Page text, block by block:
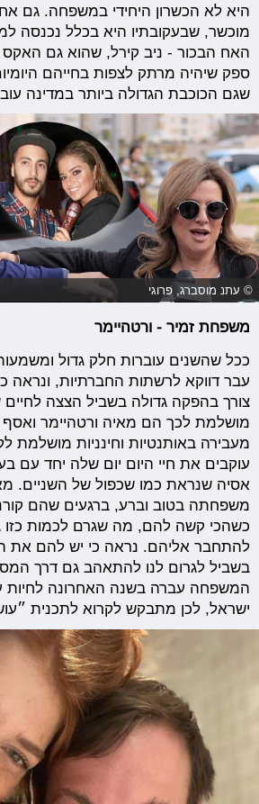
היא לא הכשרון היחידי במשפחה. גם
מוכשר, שבעקובתיו היא בכלל נכנסה
האח הבכור - ניב קירל, שהוא גם האקס
ספק שיהיה מרתק לצפות בחייהם
שגם הכוכבת הגדולה ביותר במדינה
© עתנ מוסברג, פרוגי
משפחת זמיר - ורטהיימר
ככל שהשנים עוברות חלק גדול
עבר דווקא לרשתות החברתיות, ונראה
צורך בהפקה גדולה בשביל הצצה
מושלמת לכך הם מאיה ורטהיימר ואסף
מעבירה באותנטיות וחינניות מושלמת
עוקבים את חיי היום יום שלה יחד עם
אסיה שנראת כמו שכפול של השניים.
משפחתה בטוב וברע, ברגעים שהם
כשהכי קשה להם, מה שגרם לכמות כזו
להתחבר אליהם. נראה כי יש להם את
בשביל לגרום לנו להתאהב גם דרך
המשפחה עברה בשנה האחרונה לחיות
ישראל, לכן מתבקש לקרוא לתכנית